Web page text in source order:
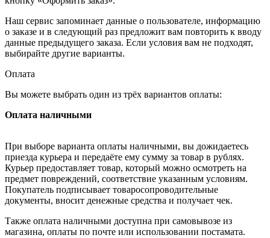
Наш сервис запоминает данные о пользователе, информацию
о заказе и в следующий раз предложит вам повторить к вводу
данные предыдущего заказа. Если условия вам не подходят,
выбирайте другие варианты.
Оплата
Вы можете выбрать один из трёх вариантов оплаты:
Оплата наличными
При выборе варианта оплаты наличными, вы дожидаетесь
приезда курьера и передаёте ему сумму за товар в рублях.
Курьер предоставляет товар, который можно осмотреть на
предмет повреждений, соответствие указанным условиям.
Покупатель подписывает товаросопроводительные
документы, вносит денежные средства и получает чек.
Также оплата наличными доступна при самовывозе из
магазина, оплаты по почте или использовании постамата.